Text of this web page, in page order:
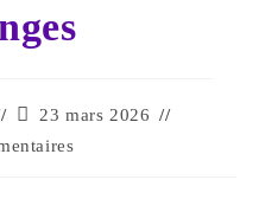
23 mars 2026